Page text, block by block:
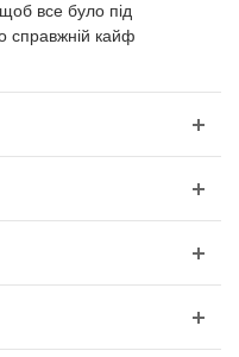
все було під
справжній кайф